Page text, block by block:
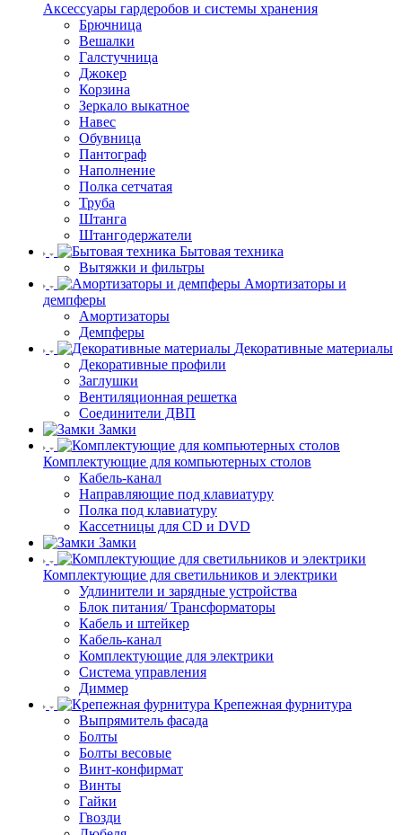
Аксессуары гардеробов и системы хранения
Брючница
Вешалки
Галстучница
Джокер
Корзина
Зеркало выкатное
Навес
Обувница
Пантограф
Наполнение
Полка сетчатая
Труба
Штанга
Штангодержатели
Бытовая техника
Вытяжки и фильтры
Амортизаторы и
демпферы
Амортизаторы
Демпферы
Декоративные материалы
Декоративные профили
Заглушки
Вентиляционная решетка
Соединители ДВП
Замки
Комплектующие для компьютерных столов
Кабель-канал
Направляющие под клавиатуру
Полка под клавиатуру
Кассетницы для CD и DVD
Замки
Комплектующие для светильников и электрики
Удлинители и зарядные устройства
Блок питания/ Трансформаторы
Кабель и штейкер
Кабель-канал
Комплектующие для электрики
Система управления
Диммер
Крепежная фурнитура
Выпрямитель фасада
Болты
Болты весовые
Винт-конфирмат
Винты
Гайки
Гвозди